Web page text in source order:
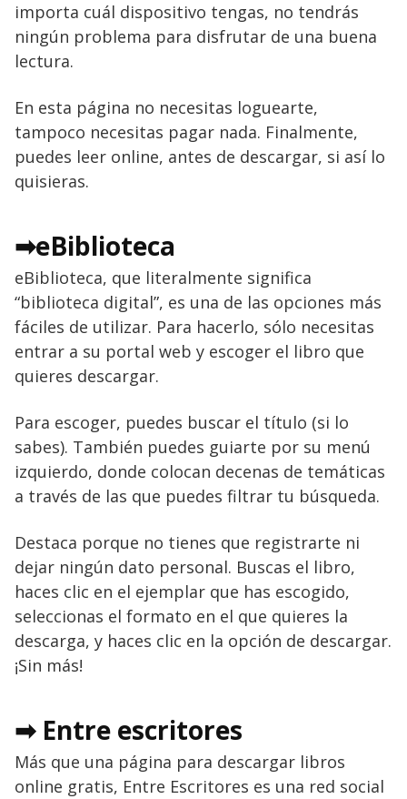
importa cuál dispositivo tengas, no tendrás
ningún problema para disfrutar de una buena
lectura.
En esta página no necesitas loguearte,
tampoco necesitas pagar nada. Finalmente,
puedes leer online, antes de descargar, si así lo
quisieras.
➡eBiblioteca
eBiblioteca, que literalmente significa
“biblioteca digital”, es una de las opciones más
fáciles de utilizar. Para hacerlo, sólo necesitas
entrar a su portal web y escoger el libro que
quieres descargar.
Para escoger, puedes buscar el título (si lo
sabes). También puedes guiarte por su menú
izquierdo, donde colocan decenas de temáticas
a través de las que puedes filtrar tu búsqueda.
Destaca porque no tienes que registrarte ni
dejar ningún dato personal. Buscas el libro,
haces clic en el ejemplar que has escogido,
seleccionas el formato en el que quieres la
descarga, y haces clic en la opción de descargar.
¡Sin más!
➡ Entre escritores
Más que una página para descargar libros
online gratis, Entre Escritores es una red social